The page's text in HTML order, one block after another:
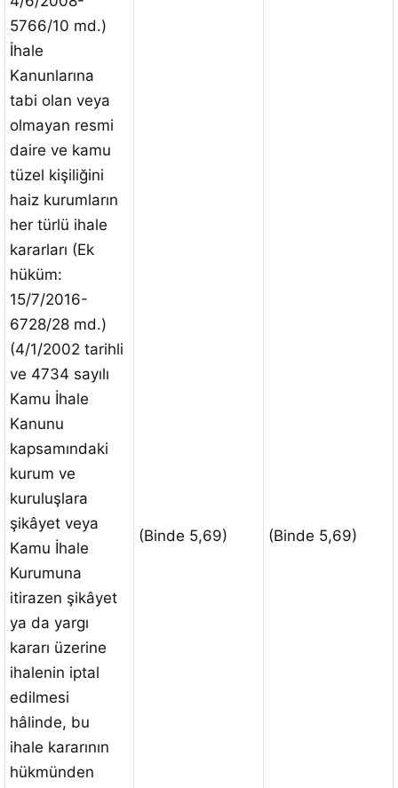
5766/10 md.)
İhale
Kanunlarına
tabi olan veya
olmayan resmi
daire ve kamu
tüzel kişiliğini
haiz kurumların
her türlü ihale
kararları (Ek
hüküm:
15/7/2016-
6728/28 md.)
(4/1/2002 tarihli
ve 4734 sayılı
Kamu İhale
Kanunu
kapsamındaki
kurum ve
kuruluşlara
şikâyet veya
Kamu İhale
Kurumuna
itirazen şikâyet
ya da yargı
kararı üzerine
ihalenin iptal
edilmesi
hâlinde, bu
ihale kararının
hükmünden
(Binde 5,69) (Binde 5,69)